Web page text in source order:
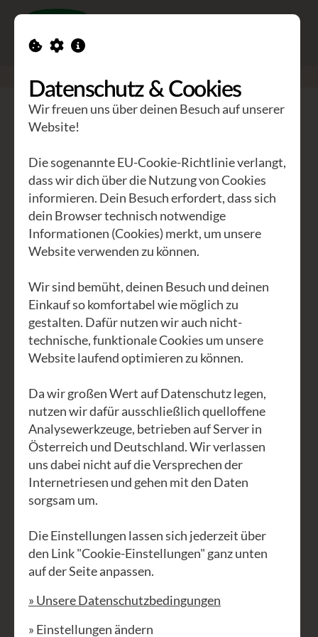
Jodlerei in der Natur
Jodeln drinnen und draußen
Jodlerei – jodln im Frei´n! Über Wiesen,
Hügel und Wälder jodeln – der Stimme
freien Lauf lassen! Jodlen im Frei´n ist
der eigenen Stimme zu spüren und zu
genießen.
An den Waldviertler Jodeltagen im
traumhaften Landschaft des
Waldviertels jodelnd
herumzustreunern. In einfachen
Spaziergängen, zur Himmelsleiter,
durch die Schremser Umgebung – mit
Blick ins nachbarliche Tschechien –
ausgiebig jodeln und juchazn und dabei
lauschen, wie sich eure Stimmen im
Datenschutz & Cookies
Wir freuen uns über deinen Besuch auf unserer
Website!
Die sogenannte EU-Cookie-Richtlinie verlangt,
dass wir dich über die Nutzung von Cookies
informieren. Dein Besuch erfordert, dass sich
dein Browser technisch notwendige
Informationen (Cookies) merkt, um unsere
Website verwenden zu können.
Wir sind bemüht, deinen Besuch und deinen
Einkauf so komfortabel wie möglich zu
gestalten. Dafür nutzen wir auch nicht-
technische, funktionale Cookies um unsere
Website laufend optimieren zu können.
Da wir großen Wert auf Datenschutz legen,
nutzen wir dafür ausschließlich quelloffene
Analysewerkzeuge, betrieben auf Server in
Österreich und Deutschland. Wir verlassen
uns dabei nicht auf die Versprechen der
Internetriesen und gehen mit den Daten
sorgsam um.
Die Einstellungen lassen sich jederzeit über
den Link "Cookie-Einstellungen" ganz unten
auf der Seite anpassen.
» Unsere Datenschutzbedingungen
» Einstellungen ändern